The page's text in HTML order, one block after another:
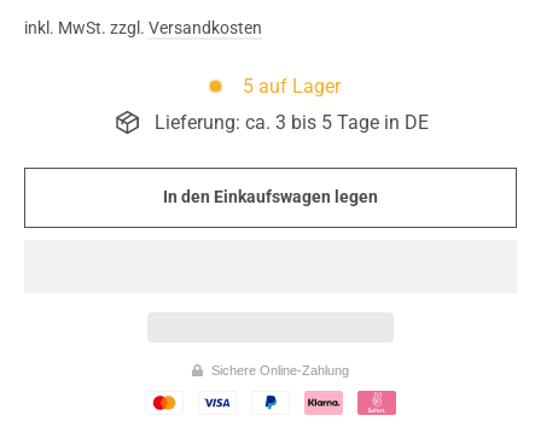
Preis
inkl. MwSt. zzgl. Versandkosten
5 auf Lager
Lieferung: ca. 3 bis 5 Tage in DE
In den Einkaufswagen legen
Sichere Online-Zahlung